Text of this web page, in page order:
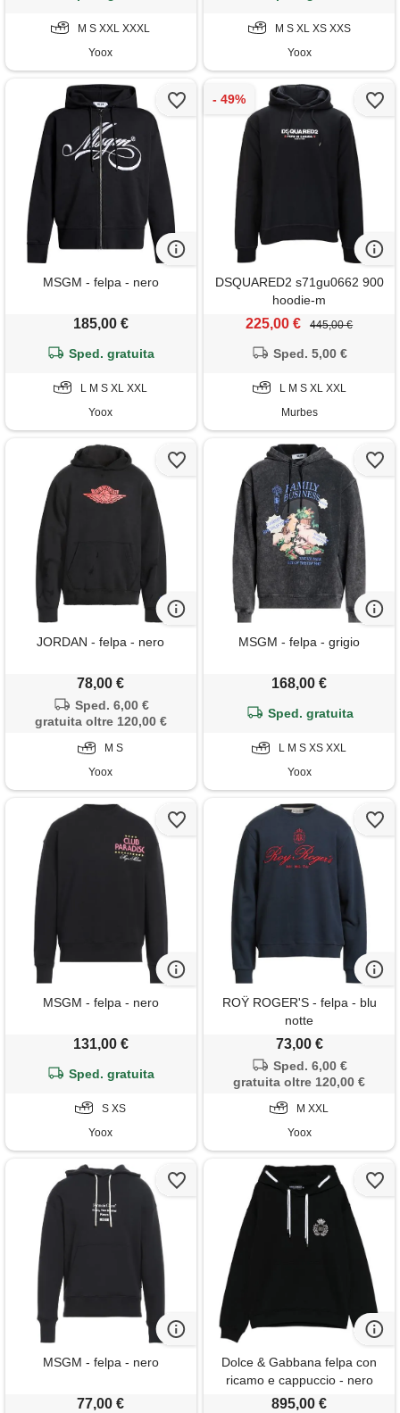
M S XXL XXXL
Yoox
M S XL XS XXS
Yoox
MSGM - felpa - nero
185,00 €
Sped. gratuita
L M S XL XXL
Yoox
DSQUARED2 s71gu0662 900
hoodie-m
225,00 € 445,00 €
Sped. 5,00 €
L M S XL XXL
Murbes
JORDAN - felpa - nero
78,00 €
Sped. 6,00 €
gratuita oltre 120,00 €
M S
Yoox
MSGM - felpa - grigio
168,00 €
Sped. gratuita
L M S XS XXL
Yoox
MSGM - felpa - nero
131,00 €
Sped. gratuita
S XS
Yoox
ROŸ ROGER'S - felpa - blu
notte
73,00 €
Sped. 6,00 €
gratuita oltre 120,00 €
M XXL
Yoox
MSGM - felpa - nero
77,00 €
Dolce & Gabbana felpa con
ricamo e cappuccio - nero
895,00 €